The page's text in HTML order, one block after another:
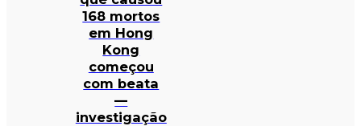
168 mortos
em Hong
Kong
começou
com beata
—
investigação